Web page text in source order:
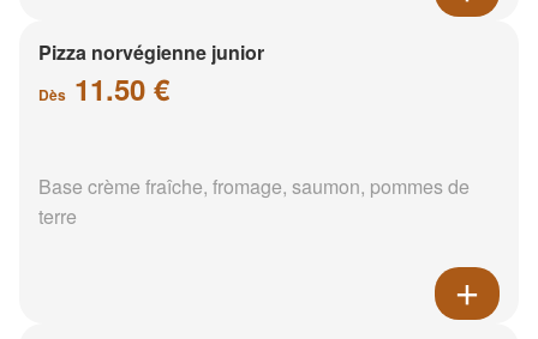
Pizza norvégienne junior
Dès 11.50 €
Base crème fraîche, fromage, saumon, pommes de
terre